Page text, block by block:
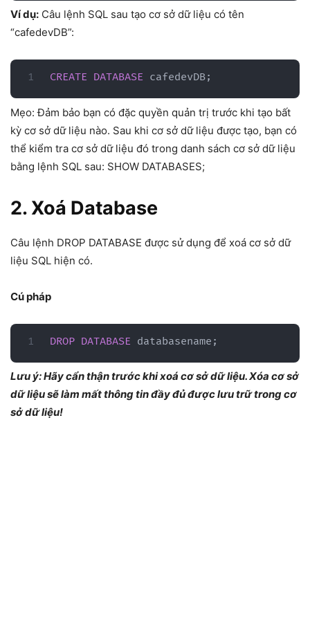
Ví dụ: Câu lệnh SQL sau tạo cơ sở dữ liệu có tên
“cafedevDB”:
CREATE DATABASE cafedevDB;
Mẹo: Đảm bảo bạn có đặc quyền quản trị trước khi tạo bất
kỳ cơ sở dữ liệu nào. Sau khi cơ sở dữ liệu được tạo, bạn có
thể kiểm tra cơ sở dữ liệu đó trong danh sách cơ sở dữ liệu
bằng lệnh SQL sau: SHOW DATABASES;
2. Xoá Database
Câu lệnh DROP DATABASE được sử dụng để xoá cơ sở dữ
liệu SQL hiện có.
Cú pháp
DROP DATABASE databasename ;
Lưu ý: Hãy cẩn thận trước khi xoá cơ sở dữ liệu. Xóa cơ sở
dữ liệu sẽ làm mất thông tin đầy đủ được lưu trữ trong cơ
sở dữ liệu!